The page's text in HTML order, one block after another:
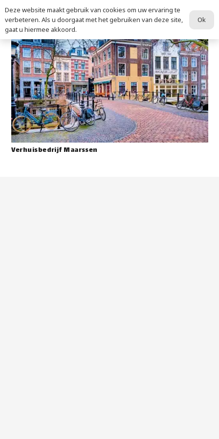
Verhuisbedrijf Maarssen
Deze website maakt gebruik van cookies om uw ervaring te
verbeteren. Als u doorgaat met het gebruiken van deze site,
gaat u hiermee akkoord.
Ok